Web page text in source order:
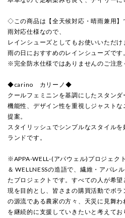
◇この商品は【全天候対応・晴雨兼用
雨対応仕様なので、
レインシューズとしてもお使いいただけ
雨の日におすすめのレインシューズです
※完全防水仕様ではありませんのご注意
◆carino カリーノ◆
クールフェミニンを基調にしたスタンダ
機能性、デザイン性を重視しジャスト
提案。
スタイリッシュでシンプルなスタイル
ランドです。
※APPA-WELL-(アパウェル)プロジェク
＆ WELLNESSの造語で、繊維・アパレ
たプロジェクトです。すべての人が希
現を目的とし、皆さまの購買活動でボ
の源流である農家の方々、天災に見舞
を継続的に支援していきたいと考えて